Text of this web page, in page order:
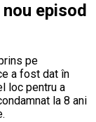
episod
pe
a fost dat în
loc pentru a
la 8 ani